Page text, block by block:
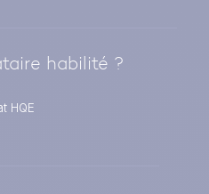
habilité ?
HQE